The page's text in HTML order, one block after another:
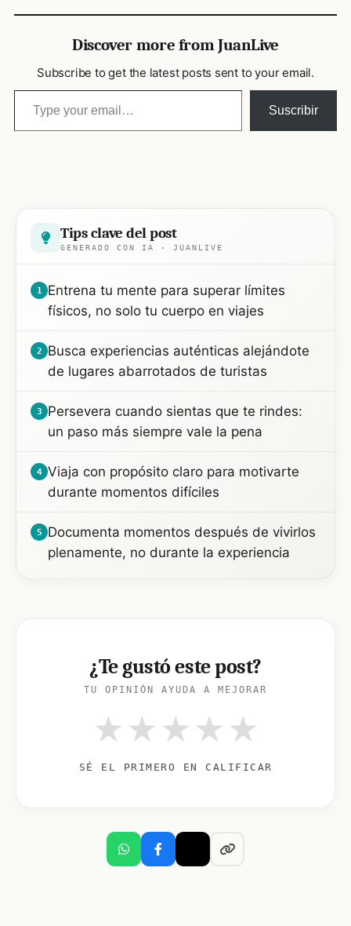
Discover more from JuanLive
Subscribe to get the latest posts sent to your email.
Type your email…
Suscribir
Tips clave del post
GENERADO CON IA · JUANLIVE
1
Entrena tu mente para superar límites
físicos, no solo tu cuerpo en viajes
2
Busca experiencias auténticas alejándote
de lugares abarrotados de turistas
3
Persevera cuando sientas que te rindes:
un paso más siempre vale la pena
4 Viaja con propósito claro para motivarte
durante momentos difíciles
5
Documenta momentos después de vivirlos
plenamente, no durante la experiencia
¿Te gustó este post?
TU OPINIÓN AYUDA A MEJORAR
★
★
★
★
★
SÉ EL PRIMERO EN CALIFICAR